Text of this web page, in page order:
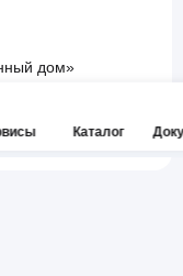
Каталог
дом»
права защищены.